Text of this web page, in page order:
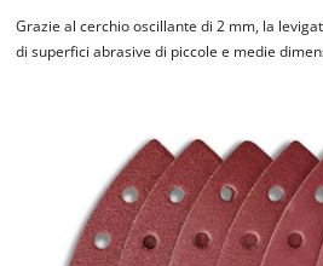
Grazie al cerchio oscillante di 2 mm, la
di superfici abrasive di piccole e medie